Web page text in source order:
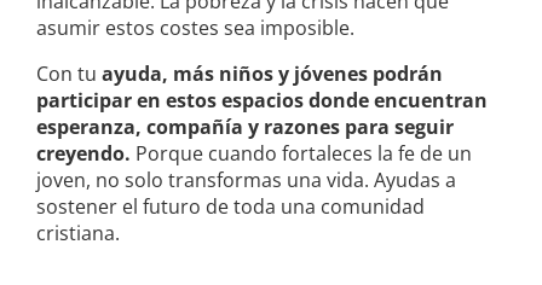
asumir estos costes sea imposible.
Con tu ayuda, más niños y jóvenes podrán
participar en estos espacios donde encuentran
esperanza, compañía y razones para seguir
creyendo. Porque cuando fortaleces la fe de un
joven, no solo transformas una vida. Ayudas a
sostener el futuro de toda una comunidad
cristiana.